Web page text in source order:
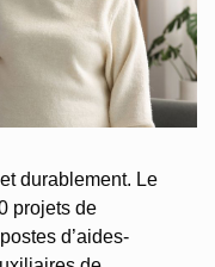
durablement. Le
projets de
d’aides-